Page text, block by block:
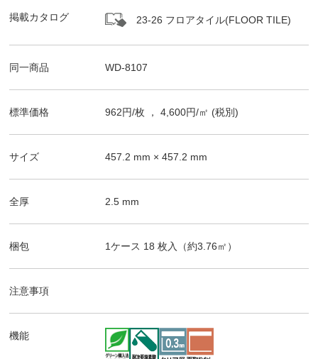
掲載カタログ 23-26 フロアタイル(FLOOR TILE)
同一商品 WD-8107
標準価格 962円/枚 ，4,600円/㎡ (税別)
サイズ 457.2 mm ×457.2 mm
全厚 2.5 mm
梱包 1ケース 18 枚入（約3.76㎡）
注意事項
機能